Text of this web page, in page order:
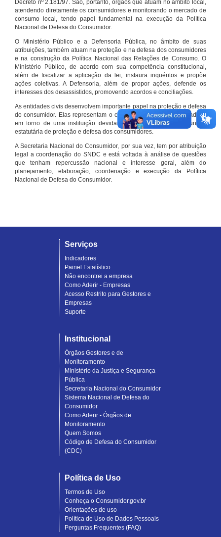
Decreto nº 2.181/97. São, portanto, órgãos que atuam no âmbito local,
atendendo diretamente os consumidores e monitorando o mercado de
consumo local, tendo papel fundamental na execução da Política
Nacional de Defesa do Consumidor.
O Ministério Público e a Defensoria Pública, no âmbito de suas
atribuições, também atuam na proteção e na defesa dos consumidores
e na construção da Política Nacional das Relações de Consumo. O
Ministério Público, de acordo com sua competência constitucional,
além de fiscalizar a aplicação da lei, instaura inquéritos e propõe
ações coletivas. A Defensoria, além de propor ações, defende os
interesses dos desassistidos, promovendo acordos e conciliações.
As entidades civis desenvolvem importante papel na proteção e defesa
do consumidor. Elas representam o conjunto organizado de cidadãos
em torno de uma instituição devidamente registrada e com função
estatutária de proteção e defesa dos consumidores.
A Secretaria Nacional do Consumidor, por sua vez, tem por atribuição
legal a coordenação do SNDC e está voltada à análise de questões
que tenham repercussão nacional e interesse geral, além do
planejamento, elaboração, coordenação e execução da Política
Nacional de Defesa do Consumidor.
Serviços
Indicadores
Painel Estatístico
Não encontrei a empresa
Como Aderir - Empresas
Acesso Restrito para Gestores e
Empresas
Suporte
Institucional
Órgãos Gestores e de
Monitoramento
Ministério da Justiça e Segurança
Pública
Secretaria Nacional do Consumidor
Sistema Nacional de Defesa do
Consumidor
Como Aderir - Órgãos de
Monitoramento
Quem Somos
Código de Defesa do Consumidor
(CDC)
Política de Uso
Termos de Uso
Conheça o Consumidor.gov.br
Orientações de uso
Política de Uso de Dados Pessoais
Perguntas Frequentes (FAQ)